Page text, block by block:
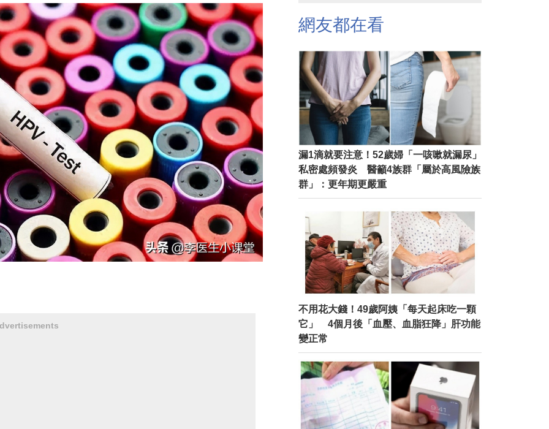
網友都在看
漏1滴就要注意！52歲婦「一咳嗽就漏尿」
私密處頻發炎 醫籲4族群「屬於高風險族
群」：更年期更嚴重
不用花大錢！49歲阿姨「每天起床吃一顆
它」 4個月後「血壓、血脂狂降」肝功能
變正常